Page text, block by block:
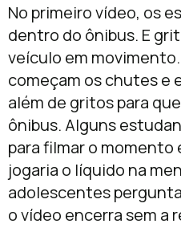
No primeiro vídeo, os
dentro do ônibus. E
veículo em
começam os chutes e
além de gritos para
ônibus. Alguns
para filmar o
jogaria o líquido na
adolescentes
o vídeo encerra sem a